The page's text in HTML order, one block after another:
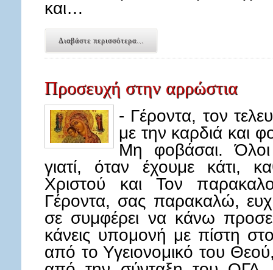
και…
Διαβάστε περισσότερα...
Προσευχή στην αρρώστια
- Γέροντα, τον
με την καρδιά και
Μη φοβάσαι. Όλοι
γιατί, όταν έχουμε κάτι,
Χριστού και Τον
Γέροντα, σας παρακαλώ,
σε συμφέρει να κάνω
κάνεις υπομονή με πίστη
από το Υγειονομικό του